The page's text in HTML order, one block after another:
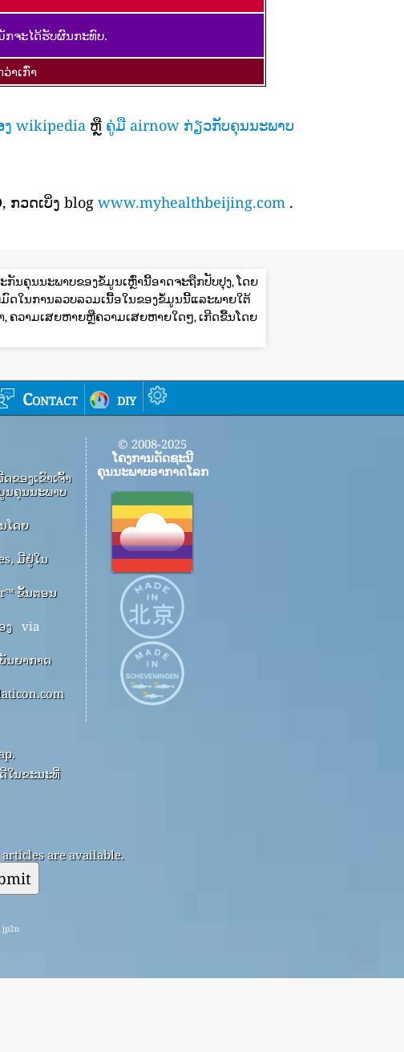
ຈະໄດ້ຮັບຜົນກະທົບ.
າເກົ່າ
wikipedia ຫຼື ຄູ່ມື airnow ກ່ຽວກັບຄຸນນະພາບ
ກວດເບິ່ງ blog www.myhealthbeijing.com.
ນຄຸນນະພາບຂອງຂໍ້ມູນເຫຼົ່ານີ້ອາດຈະຖືກປັບປຸງ, ໂດຍ
ດໃນການລວບລວມເນື້ອໃນຂອງຂໍ້ມູນນີ້ແລະພາຍໃຕ້
ຄວາມເສຍຫາຍຫຼືຄວາມເສຍຫາຍໃດໆ, ເກີດຂື້ນໂດຍ
Contact diy
ຂອງ​ເຂົາ​ເຈົ້າ​
ນ​ຄຸນ​ນະ​ພາບ​
ໂດຍ
ມີຢູ່ໃນ
ຂັ້ນຕອນ
ງ via
ນຍາກາດ
ໃນຂະນະທີ່
© 2008-2025
ໂຄງການດັດຊະນີ
ຄຸນນະພາບອາກາດໂລກ
are available.
jp2n